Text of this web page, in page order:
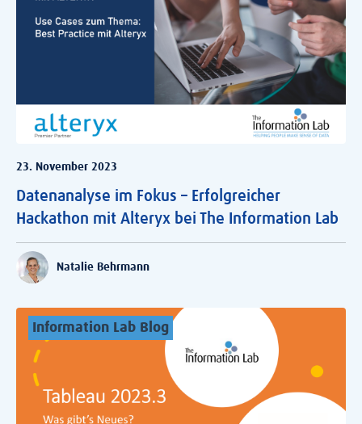
23. November 2023
Datenanalyse im Fokus – Erfolgreicher
Hackathon mit Alteryx bei The Information Lab
Natalie Behrmann
Information Lab Blog